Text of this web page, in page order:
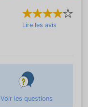
Lire les avis
Voir les questions